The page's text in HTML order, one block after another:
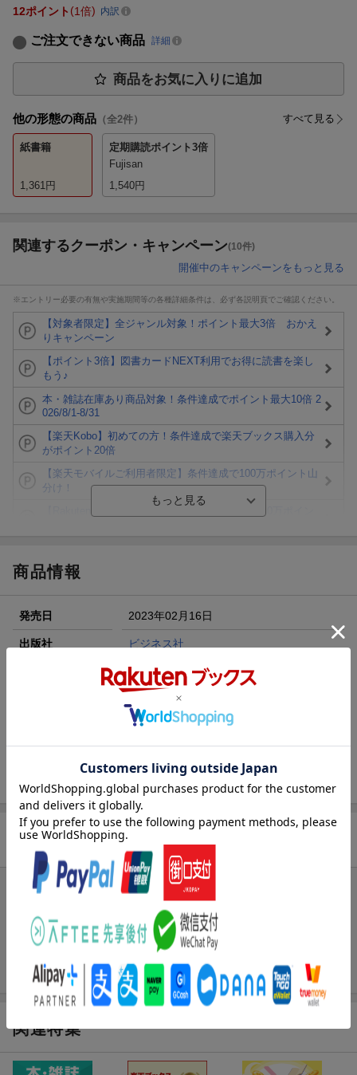
12ポイント 1倍 内訳
ご注文できない商品 詳細
商品をお気に入りに追加
他の形態の商品 （全2件） すべて見る
紙書籍
1,361 円
定期購読ポイント3倍
Fujisan
1,540円
関連するクーポン・キャンペーン(10件)
開催中のキャンペーンをもっと見る
※エントリー必要の有無や実施期間等の各種詳細条件は、必ず各説明頁でご確認ください。
【対象者限定】全ジャンル対象！ポイント最大3倍 おかえ
りキャンペーン
【ポイント3倍】図書カードNEXT利用でお得に読書を楽し
もう♪
本・雑誌在庫あり商品対象！条件達成でポイント最大10倍 2
026/8/1-8/31
【楽天Kobo】初めての方！条件達成で楽天ブックス購入分
がポイント20倍
【楽天モバイルご利用者限定】条件達成で100万ポイント山
分け！
が当たる！
楽天モバイル紹介キャンペーンの拡散で300円OFFクーポン
進呈
商品情報
発売日 2023年02月16日
出版社 ビジネス社
A5
バックナンバー この雑誌の他の号を見る
商品レビュー
まだレビューがありません。
関連特集